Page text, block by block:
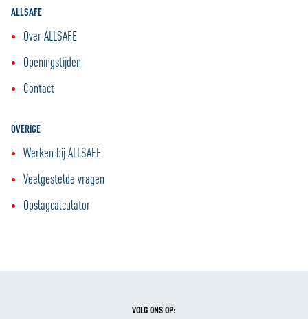
ALLSAFE
Over ALLSAFE
Openingstijden
Contact
OVERIGE
Werken bij ALLSAFE
Veelgestelde vragen
Opslagcalculator
VOLG ONS OP: